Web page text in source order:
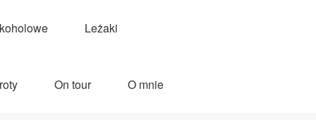
Leżaki
On tour O mnie